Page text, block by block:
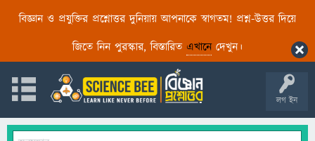
বিজ্ঞান ও প্রযুক্তির প্রশ্নোত্তর দুনিয়ায় আপনাকে স্বাগতম! প্রশ্ন-উত্তর দিয়ে
জিতে নিন পুরস্কার, বিস্তারিত এখানেদেখুন।
লগ ইন